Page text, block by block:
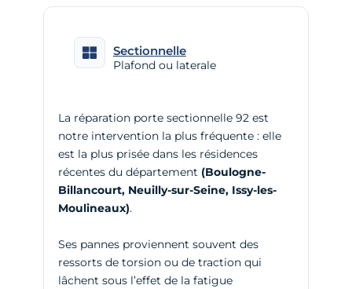
Sectionnelle
Plafond ou laterale
La réparation porte sectionnelle 92 est
notre intervention la plus fréquente : elle
est la plus prisée dans les résidences
récentes du département (Boulogne-
Billancourt, Neuilly-sur-Seine, Issy-les-
Moulineaux).
Ses pannes proviennent souvent des
ressorts de torsion ou de traction qui
lâchent sous l’effet de la fatigue